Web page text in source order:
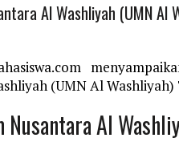
Al Washliyah (UMN
(UMN Al Washliyah)
Al